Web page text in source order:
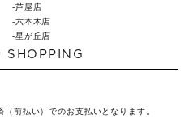
芦屋店
六本木店
星が丘店
SHOPPING
前払い）でのお支払いとなります。